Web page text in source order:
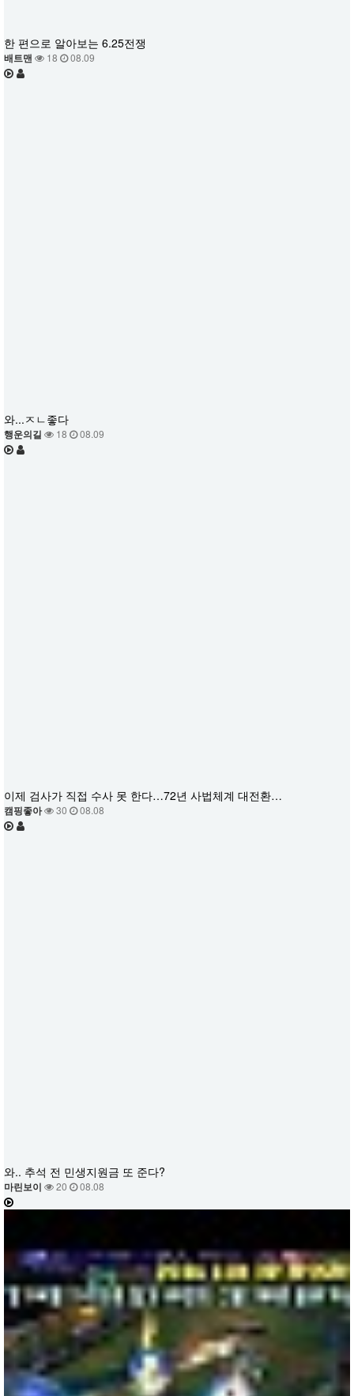
한 편으로 알아보는 6.25전쟁
배트맨 18 08.09
와...ㅈㄴ좋다
행운의길 18 08.09
이제 검사가 직접 수사 못 한다…72년 사법체계 대전환…
캠핑좋아 30 08.08
와.. 추석 전 민생지원금 또 준다?
마린보이 20 08.08